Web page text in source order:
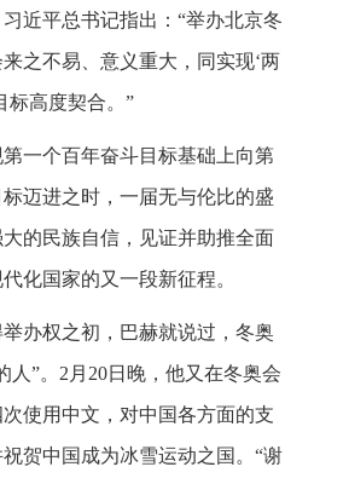
近平总书记指出：“举办北京冬
之不易、意义重大，同实现‘两
标高度契合。”
一个百年奋斗目标基础上向第
迈进之时，一届无与伦比的盛
的民族自信，见证并助推全面
化国家的又一段新征程。
办权之初，巴赫就说过，冬奥
人”。2月20日晚，他又在冬奥会
使用中文，对中国各方面的支
贺中国成为冰雪运动之国。“谢